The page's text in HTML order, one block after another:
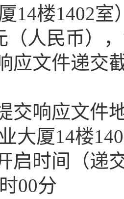
14楼1402
（人民币）
文件递交截
响应文件地
大厦14楼
时间（递交
00分